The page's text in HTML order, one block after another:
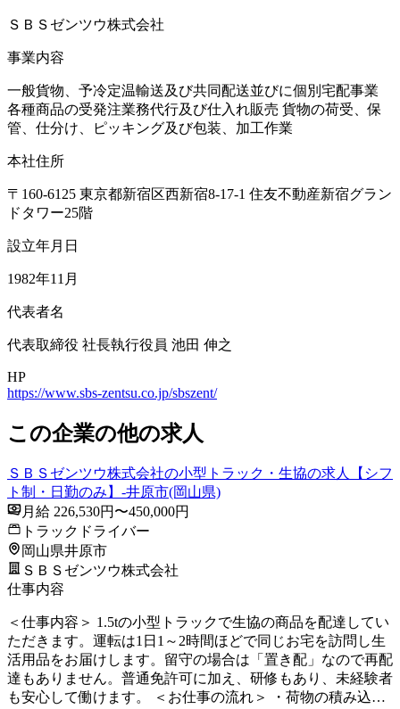
ＳＢＳゼンツウ株式会社
事業内容
一般貨物、予冷定温輸送及び共同配送並びに個別宅配事業
各種商品の受発注業務代行及び仕入れ販売 貨物の荷受、保
管、仕分け、ピッキング及び包装、加工作業
本社住所
〒160-6125 東京都新宿区西新宿8-17-1 住友不動産新宿グラン
ドタワー25階
設立年月日
1982年11月
代表者名
代表取締役 社長執行役員 池田 伸之
HP
https://www.sbs-zentsu.co.jp/sbszent/
この企業の他の求人
ＳＢＳゼンツウ株式会社の小型トラック・生協の求人【シフ
ト制・日勤のみ】-井原市(岡山県)
月給 226,530円〜450,000円
トラックドライバー
岡山県井原市
ＳＢＳゼンツウ株式会社
仕事内容
＜仕事内容＞ 1.5tの小型トラックで生協の商品を配達してい
ただきます。運転は1日1～2時間ほどで同じお宅を訪問し生
活用品をお届けします。留守の場合は「置き配」なので再配
達もありません。普通免許可に加え、研修もあり、未経験者
も安心して働けます。 ＜お仕事の流れ＞ ・荷物の積み込…